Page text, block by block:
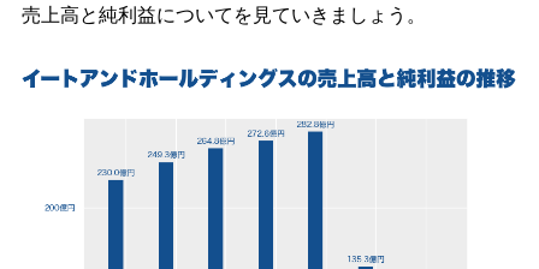
売上高と純利益についてを見ていきましょう。